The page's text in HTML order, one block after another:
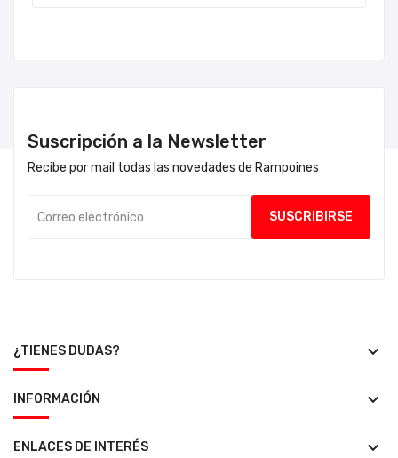
Suscripción a la Newsletter
Recibe por mail todas las novedades de Rampoines
¿TIENES DUDAS? keyboard_arrow_down
INFORMACIÓN keyboard_arrow_down
ENLACES DE INTERÉS keyboard_arrow_down